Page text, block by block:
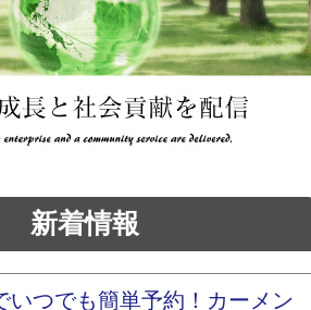
新着情報
いつでも簡単予約！カーメン